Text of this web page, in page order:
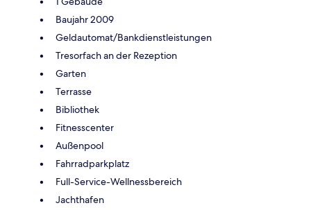
Baujahr 2009
Geldautomat/Bankdienstleistungen
Tresorfach an der Rezeption
Garten
Terrasse
Bibliothek
Fitnesscenter
Außenpool
Fahrradparkplatz
Full-Service-Wellnessbereich
Jachthafen